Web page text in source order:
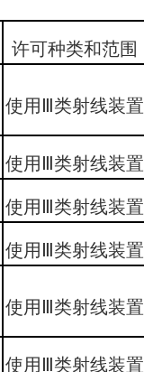
许可种类和范围
使用Ⅲ类射线装置
使用Ⅲ类射线装置
使用Ⅲ类射线装置
使用Ⅲ类射线装置
使用Ⅲ类射线装置
使用Ⅲ类射线装置